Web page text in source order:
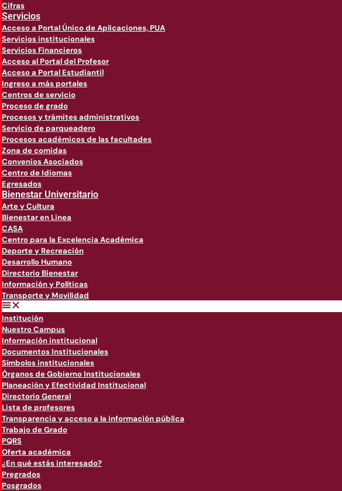
Cifras
Servicios
Acceso a Portal Único de Aplicaciones, PUA
Servicios institucionales
Servicios Financieros
Acceso al Portal del Profesor
Acceso a Portal Estudiantil
Ingreso a más portales
Centros de servicio
Proceso de grado
Procesos y trámites administrativos
Servicio de parqueadero
Procesos académicos de las facultades
Zona de comidas
Convenios Asociados
Centro de Idiomas
Egresados
Bienestar Universitario
Arte y Cultura
Bienestar en Linea
CASA
Centro para la Excelencia Académica
Deporte y Recreación
Desarrollo Humano
Directorio Bienestar
Información y Políticas
Transporte y Movilidad
Institución
Nuestro Campus
Información institucional
Documentos Institucionales
Símbolos institucionales
Órganos de Gobierno Institucionales
Planeación y Efectividad Institucional
Directorio General
Lista de profesores
Transparencia y acceso a la información pública
Trabajo de Grado
PQRS
Oferta académica
¿En qué estás interesado?
Pregrados
Posgrados